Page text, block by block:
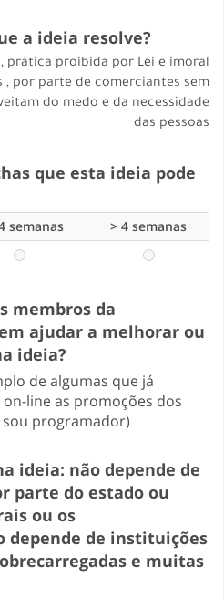
a ideia resolve?
prática proibida por Lei e imoral
, por parte de comerciantes sem
do medo e da necessidade
das pessoas
que esta ideia pode
semanas > 4 semanas
membros da
ajudar a melhorar ou
ideia?
de algumas que já
line as promoções dos
programador)
ideia: não depende de
parte do estado ou
ou os
depende de instituições
e muitas